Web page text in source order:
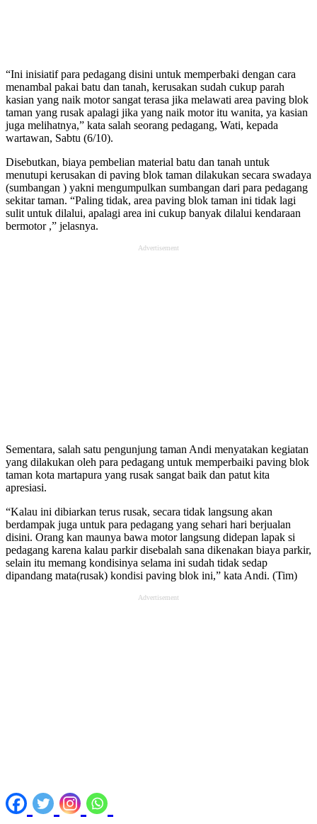
“Ini inisiatif para pedagang disini untuk memperbaki dengan cara
menambal pakai batu dan tanah, kerusakan sudah cukup parah
kasian yang naik motor sangat terasa jika melawati area paving blok
taman yang rusak apalagi jika yang naik motor itu wanita, ya kasian
juga melihatnya,” kata salah seorang pedagang, Wati, kepada
wartawan, Sabtu (6/10).
Disebutkan, biaya pembelian material batu dan tanah untuk
menutupi kerusakan di paving blok taman dilakukan secara swadaya
(sumbangan ) yakni mengumpulkan sumbangan dari para pedagang
sekitar taman. “Paling tidak, area paving blok taman ini tidak lagi
sulit untuk dilalui, apalagi area ini cukup banyak dilalui kendaraan
bermotor ,” jelasnya.
Advertisement
Sementara, salah satu pengunjung taman Andi menyatakan kegiatan
yang dilakukan oleh para pedagang untuk memperbaiki paving blok
taman kota martapura yang rusak sangat baik dan patut kita
apresiasi.
“Kalau ini dibiarkan terus rusak, secara tidak langsung akan
berdampak juga untuk para pedagang yang sehari hari berjualan
disini. Orang kan maunya bawa motor langsung didepan lapak si
pedagang karena kalau parkir disebalah sana dikenakan biaya parkir,
selain itu memang kondisinya selama ini sudah tidak sedap
dipandang mata(rusak) kondisi paving blok ini,” kata Andi. (Tim)
Advertisement